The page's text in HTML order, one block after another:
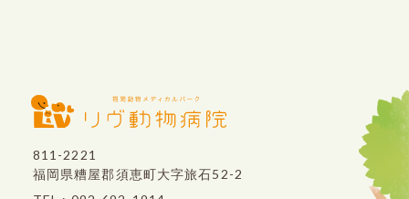
811-2221
福岡県糟屋郡須恵町大字旅石52-2